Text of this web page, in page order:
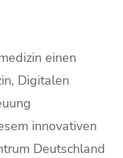
einen
Digitalen
innovativen
Deutschland